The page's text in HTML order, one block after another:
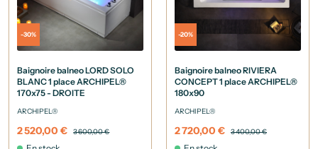
-30%
Baignoire balneo LORD SOLO
BLANC 1 place ARCHIPEL®
170x75 - DROITE
ARCHIPEL®
2 520,00 € 3 600,00 €
-20%
Baignoire balneo RIVIERA
CONCEPT 1 place ARCHIPEL®
180x90
ARCHIPEL®
2 720,00 € 3 400,00 €